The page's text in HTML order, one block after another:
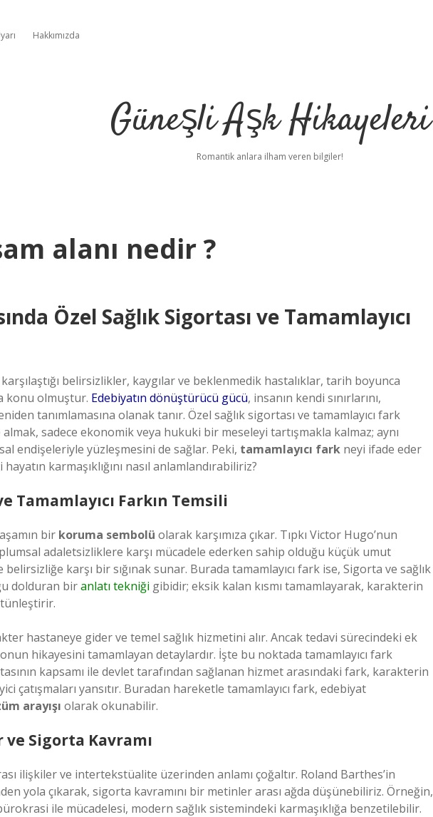
Hakkımızda
Güneşli Aşk Hikayeleri
Romantik anlara ilham veren bilgiler!
alanı nedir ?
Özel Sağlık Sigortası ve Tamamlayıcı
belirsizlikler, kaygılar ve beklenmedik hastalıklar, tarih boyunca
konu olmuştur. Edebiyatın dönüştürücü gücü, insanın kendi sınırlarını,
tanımlamasına olanak tanır. Özel sağlık sigortası ve tamamlayıcı fark
sadece ekonomik veya hukuki bir meseleyi tartışmakla kalmaz; aynı
endişeleriyle yüzleşmesini de sağlar. Peki, tamamlayıcı fark neyi ifade eder
karmaşıklığını nasıl anlamlandırabiliriz?
Tamamlayıcı Farkın Temsili
bir koruma sembolü olarak karşımıza çıkar. Tıpkı Victor Hugo’nun
adaletsizliklere karşı mücadele ederken sahip olduğu küçük umut
belirsizliğe karşı bir sığınak sunar. Burada tamamlayıcı fark ise, Sigorta ve sağlık
dolduran biranlatı tekniği gibidir; eksik kalan kısmı tamamlayarak, karakterin
hastaneye gider ve temel sağlık hizmetini alır. Ancak tedavi sürecindeki ek
hikayesini tamamlayan detaylardır. İşte bu noktada tamamlayıcı fark
kapsamı ile devlet tarafından sağlanan hizmet arasındaki fark, karakterin
çatışmaları yansıtır. Buradan hareketle tamamlayıcı fark, edebiyat
arayışı olarak okunabilir.
Sigorta Kavramı
ilişkiler ve intertekstüalite üzerinden anlamı çoğaltır. Roland Barthes’in
yola çıkarak, sigorta kavramını bir metinler arası ağda düşünebiliriz. Örneğin,
ile mücadelesi, modern sağlık sistemindeki karmaşıklığa benzetilebilir.